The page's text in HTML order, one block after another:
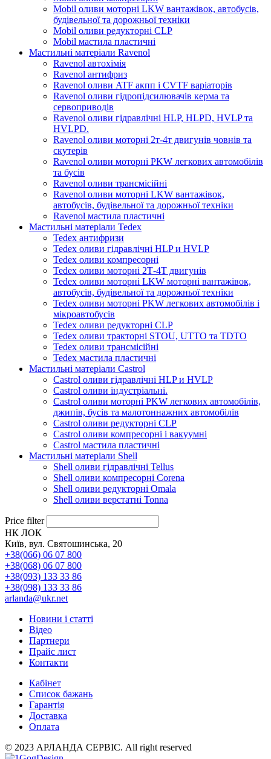
Mobil оливи моторні LKW вантажівок, автобусів,
будівельної та дорожньої техніки
Mobil оливи редукторні CLP
Mobil мастила пластичні
Мастильні матеріали Ravenol
Ravenol автохімія
Ravenol антифриз
Ravenol оливи ATF акпп і CVTF варіаторів
Ravenol оливи гідропідсилювачів керма та
сервоприводів
Ravenol оливи гідравлічні HLP, HLPD, HVLP та
HVLPD.
Ravenol оливи моторні 2т-4т двигунів човнів та
скутерів
Ravenol оливи моторні PKW легкових автомобілів
та бусів
Ravenol оливи трансмісійні
Ravenol оливи моторні LKW вантажівок,
автобусів, будівельної та дорожньої техніки
Ravenol мастила пластичні
Мастильні матеріали Tedex
Tedex антифризи
Tedex оливи гідравлічні HLP и HVLP
Tedex оливи компресорні
Tedex оливи моторні 2Т-4Т двигунів
Tedex оливи моторні LKW моторні вантажівок,
автобусів, будівельної та дорожньої техніки
Tedex оливи моторні PKW легкових автомобілів і
мікроавтобусів
Tedex оливи редукторні CLP
Tedex оливи тракторні STOU, UTTO та TDTO
Tedex оливи трансмісійні
Tedex мастила пластичні
Мастильні матеріали Castrol
Castrol оливи гідравлічні HLP и HVLP
Castrol оливи індустріальні.
Castrol оливи моторні PKW легкових автомобілів,
джипів, бусів та малотоннажних автомобілів
Castrol оливи редукторні CLP
Castrol оливи компресорні і вакуумні
Castrol мастила пластичні
Мастильні матеріали Shell
Shell оливи гідравлічні Tellus
Shell оливи компресорні Corena
Shell оливи редукторні Omala
Shell оливи верстатні Tonna
Price filter
НК ЛОК
Київ, вул. Святошинська, 20
+38(066) 06 07 800
+38(068) 06 07 800
+38(093) 133 33 86
+38(098) 133 33 86
arlanda@ukr.net
Новини і статті
Відео
Партнери
Прайс лист
Контакти
Кабінет
Список бажань
Гарантія
Доставка
Оплата
© 2023 АРЛАНДА СЕРВІС. All right reserved